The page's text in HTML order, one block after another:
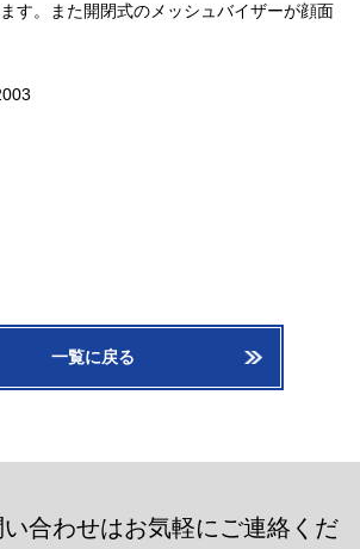
す。また開閉式のメッシュバイザーが顔面
一覧に戻る
合わせはお気軽にご連絡くだ